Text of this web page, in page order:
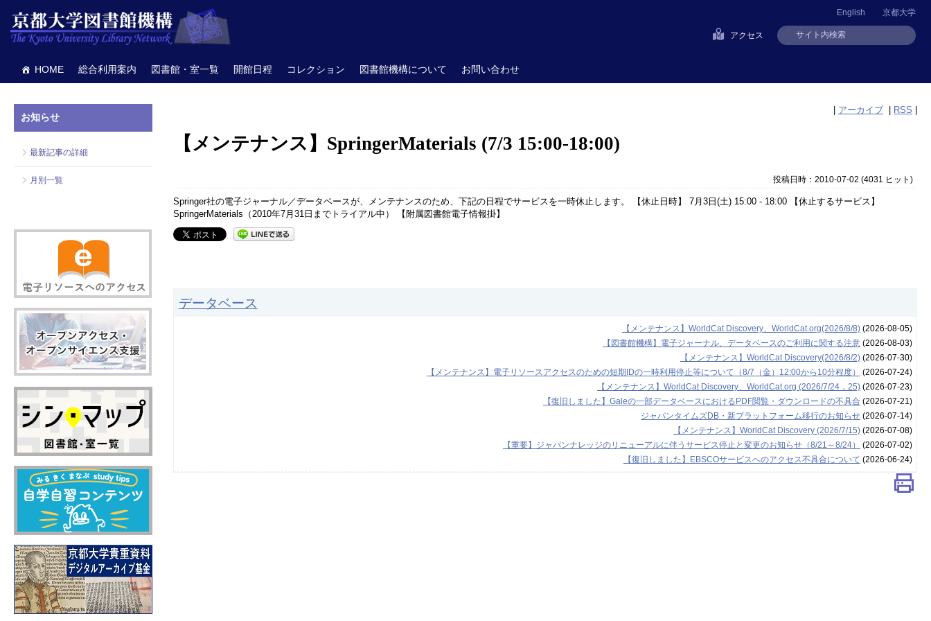
京都大学
English
アクセス
HOME 総合利用案内 図書館・室一覧 開館日程 コレクション 図書館機構について お問い合わせ
| アーカイブ | RSS |
【メンテナンス】SpringerMaterials (7/3 15:00-18:00)
投稿日時：2010-07-02 (4031 ヒット )
Springer社の電子ジャーナル／データベースが、メンテナンスのため、下記の日程でサービスを一時休止します。 【休止日時】 7月3日(土) 15:00 - 18:00 【休止するサービス】
SpringerMaterials（2010年7月31日までトライアル中） 【附属図書館電子情報掛】
データベース
【メンテナンス】WorldCat Discovery、WorldCat.org(2026/8/8)(2026-08-05)
【図書館機構】電子ジャーナル、データベースのご利用に関する注意(2026-08-03)
【メンテナンス】WorldCat Discovery(2026/8/2)(2026-07-30)
【メンテナンス】電子リソースアクセスのための短期IDの一時利用停止等について（8/7（金）12:00から10分程度）
(2026-07-24)
【メンテナンス】WorldCat Discovery、WorldCat.org (2026/7/24，25)(2026-07-23)
【復旧しました】Galeの一部データベースにおけるPDF閲覧・ダウンロードの不具合 (2026-07-21)
ジャパンタイムズDB・新プラットフォーム移行のお知らせ(2026-07-14)
【メンテナンス】WorldCat Discovery (2026/7/15)(2026-07-08)
【重要】ジャパンナレッジのリニューアルに伴うサービス停止と変更のお知らせ（8/21～8/24）
(2026-07-02)
【復旧しました】EBSCOサービスへのアクセス不具合について (2026-06-24)
お知らせ
最新記事の詳細
月別一覧